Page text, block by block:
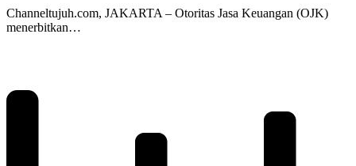
Channeltujuh.com, JAKARTA – Otoritas Jasa Keuangan (OJK)
menerbitkan…